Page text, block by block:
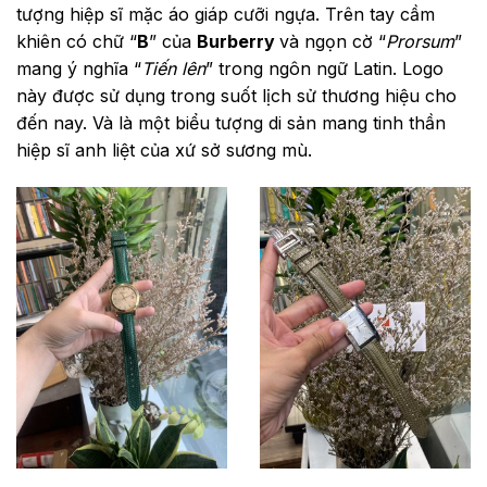
tượng hiệp sĩ mặc áo giáp cưỡi ngựa. Trên tay cầm
khiên có chữ “B” của Burberry và ngọn cờ “Prorsum”
mang ý nghĩa “Tiến lên” trong ngôn ngữ Latin. Logo
này được sử dụng trong suốt lịch sử thương hiệu cho
đến nay. Và là một biểu tượng di sản mang tinh thần
hiệp sĩ anh liệt của xứ sở sương mù.